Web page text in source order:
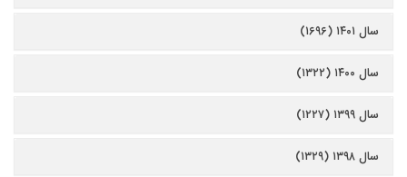
سال ۱۴۰۱ (۱۶۹۶)
سال ۱۴۰۰ (۱۳۲۲)
سال ۱۳۹۹ (۱۲۲۷)
سال ۱۳۹۸ (۱۳۲۹)